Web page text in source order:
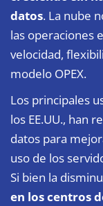
datos. La nube
las operaciones
velocidad,
modelo OPEX.
Los principales
los EE.UU., han
datos para
uso de los
Si bien la
en los centros